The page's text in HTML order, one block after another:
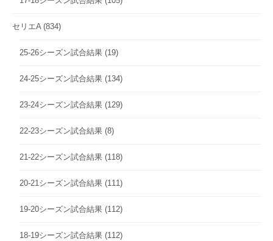
セリエA(834)
25-26シーズン試合結果 (19)
24-25シーズン試合結果 (134)
23-24シーズン試合結果 (129)
22-23シーズン試合結果 (8)
21-22シーズン試合結果 (118)
20-21シーズン試合結果 (111)
19-20シーズン試合結果 (112)
18-19シーズン試合結果 (112)